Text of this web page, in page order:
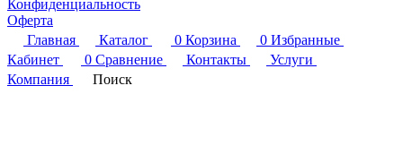
Конфиденциальность
Оферта
Главная
Каталог 0 Корзина 0 Избранные
Кабинет
0 Сравнение Контакты
Услуги
Компания
Поиск